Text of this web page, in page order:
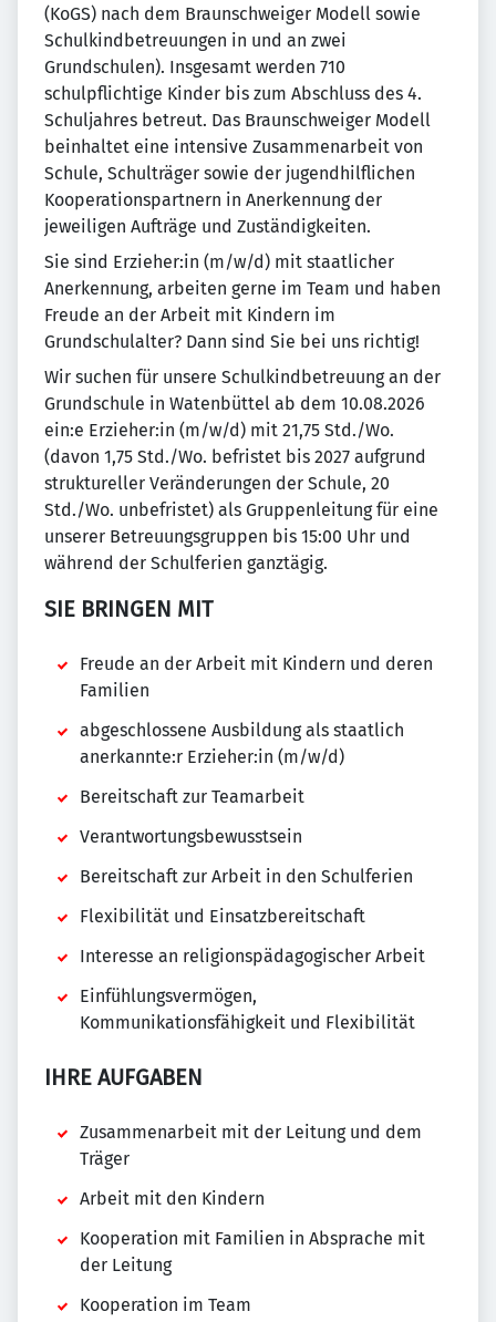
(KoGS) nach dem Braunschweiger Modell sowie
Schulkindbetreuungen in und an zwei
Grundschulen). Insgesamt werden 710
schulpflichtige Kinder bis zum Abschluss des 4.
Schuljahres betreut. Das Braunschweiger Modell
beinhaltet eine intensive Zusammenarbeit von
Schule, Schulträger sowie der jugendhilflichen
Kooperationspartnern in Anerkennung der
jeweiligen Aufträge und Zuständigkeiten.
Sie sind Erzieher:in (m/w/d) mit staatlicher
Anerkennung, arbeiten gerne im Team und haben
Freude an der Arbeit mit Kindern im
Grundschulalter? Dann sind Sie bei uns richtig!
Wir suchen für unsere Schulkindbetreuung an der
Grundschule in Watenbüttel ab dem 10.08.2026
ein:e Erzieher:in (m/w/d) mit 21,75 Std./Wo.
(davon 1,75 Std./Wo. befristet bis 2027 aufgrund
struktureller Veränderungen der Schule, 20
Std./Wo. unbefristet) als Gruppenleitung für eine
unserer Betreuungsgruppen bis 15:00 Uhr und
während der Schulferien ganztägig.
SIE BRINGEN MIT
Freude an der Arbeit mit Kindern und deren
Familien
abgeschlossene Ausbildung als staatlich
anerkannte:r Erzieher:in (m/w/d)
Bereitschaft zur Teamarbeit
Verantwortungsbewusstsein
Bereitschaft zur Arbeit in den Schulferien
Flexibilität und Einsatzbereitschaft
Interesse an religionspädagogischer Arbeit
Einfühlungsvermögen,
Kommunikationsfähigkeit und Flexibilität
IHRE AUFGABEN
Zusammenarbeit mit der Leitung und dem
Träger
Arbeit mit den Kindern
Kooperation mit Familien in Absprache mit
der Leitung
Kooperation im Team